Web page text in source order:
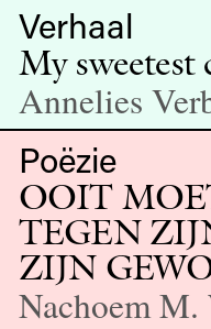
Verhaal
My sweetest
Annelies
Poëzie
OOIT
TEGEN
ZIJN
Nachoem